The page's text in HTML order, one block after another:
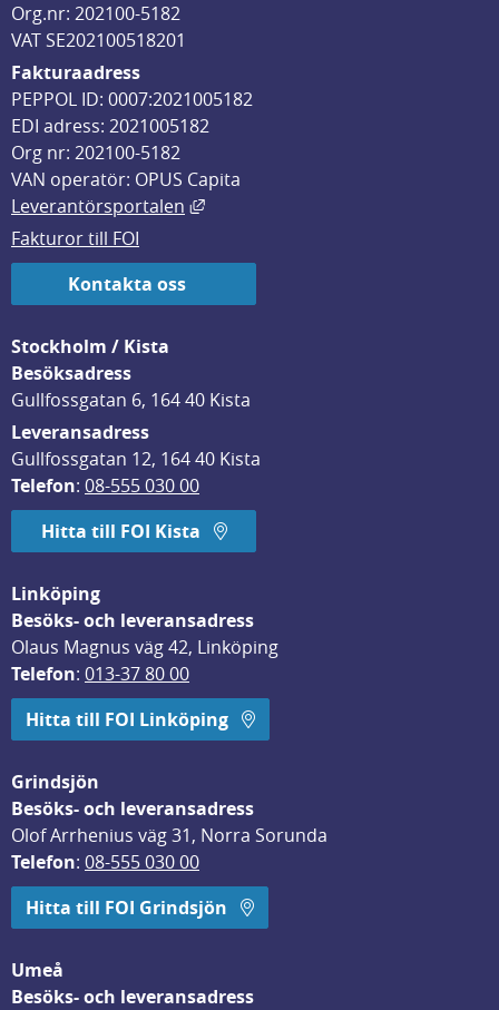
Org.nr: 202100-5182
VAT SE202100518201
Fakturaadress
PEPPOL ID: 0007:2021005182
EDI adress: 2021005182
Org nr: 202100-5182
VAN operatör: OPUS Capita
Leverantörsportalen
Länk till annan webbplats, öppnas
Fakturor till FOI
Kontakta oss
Stockholm / Kista
Besöksadress
Gullfossgatan 6, 164 40 Kista
Leveransadress
Gullfossgatan 12, 164 40 Kista
Telefon: 08-555 030 00
Hitta till FOI Kista
Linköping
Besöks- och leveransadress
Olaus Magnus väg 42, Linköping
Telefon: 013-37 80 00
Hitta till FOI Linköping
Grindsjön
Besöks- och leveransadress
Olof Arrhenius väg 31, Norra Sorunda
Telefon: 08-555 030 00
Hitta till FOI Grindsjön
Umeå
Besöks- och leveransadress